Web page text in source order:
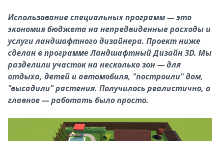
Использование специальных программ ― это
экономия бюджета на непредвиденные расходы и
услуги ландшафтного дизайнера. Проект ниже
сделан в программе Ландшафтный Дизайн 3D. Мы
разделили участок на несколько зон ― для
отдыха, детей и автомобиля, "построили" дом,
"высадили" растения. Получилось реалистично, а
главное ― работать было просто.